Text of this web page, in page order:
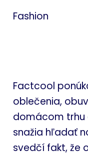
Fashion
Factcool
oblečenia,
domácom trhu
snažia hľadať
svedčí fakt, že